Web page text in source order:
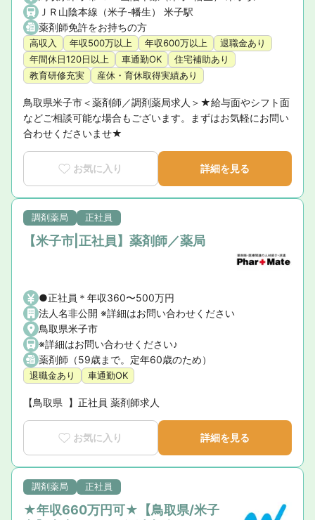
ＪＲ山陰本線（米子-幡生） 米子駅
薬剤師免許をお持ちの方
高収入 年収500万以上 年収600万以上
退職金あり
年間休日120日以上
車通勤OK
住宅補助あり
教育研修充実
産休・育休取得実績あり
鳥取県米子市＜薬剤師／調剤薬局求人＞★給与面やシフト面
などご相談可能な場合もございます。まずはお気軽にお問い
合わせくださいませ★
お気に入り 詳細を見る
調剤薬局 正社員
【米子市|正社員】薬剤師／薬局
●正社員＊年収360〜500万円
法人名非公開 ※詳細はお問い合わせください
鳥取県米子市
※詳細はお問い合わせください♪
薬剤師（59歳まで。定年60歳のため）
退職金あり 車通勤OK
【鳥取県  】正社員 薬剤師求人
お気に入り 詳細を見る
調剤薬局 正社員
★年収660万円可★【鳥取県/米子